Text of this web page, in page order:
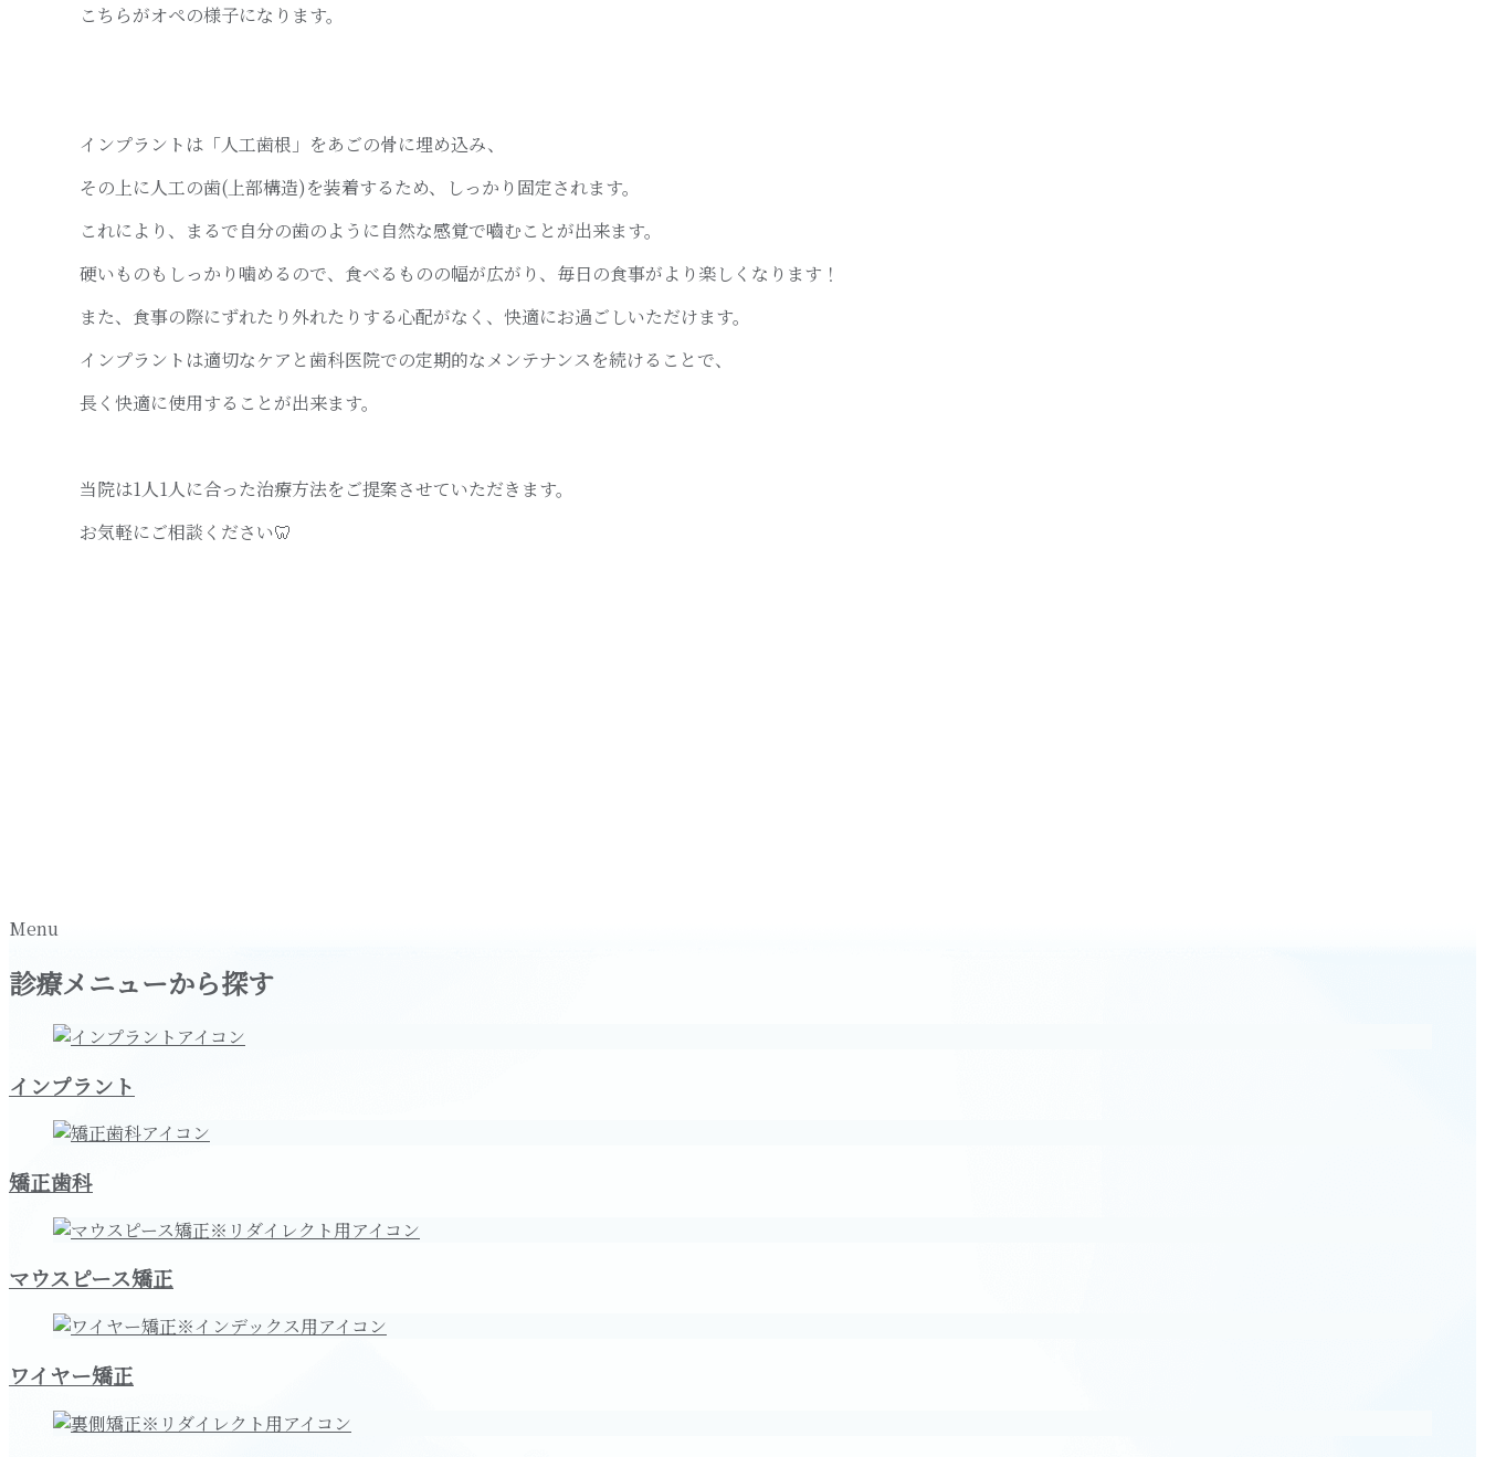
こちらがオペの様子になります。
インプラントは「人工歯根」をあごの骨に埋め込み、
その上に人工の歯(上部構造)を装着するため、しっかり固定されます。
これにより、まるで自分の歯のように自然な感覚で嚙むことが出来ます。
硬いものもしっかり噛めるので、食べるものの幅が広がり、毎日の食事がより楽しくなります！
また、食事の際にずれたり外れたりする心配がなく、快適にお過ごしいただけます。
インプラントは適切なケアと歯科医院での定期的なメンテナンスを続けることで、
長く快適に使用することが出来ます。
当院は1人1人に合った治療方法をご提案させていただきます。
お気軽にご相談ください🦷
Menu
診療メニューから探す
インプラント
矯正歯科
マウスピース矯正
ワイヤー矯正